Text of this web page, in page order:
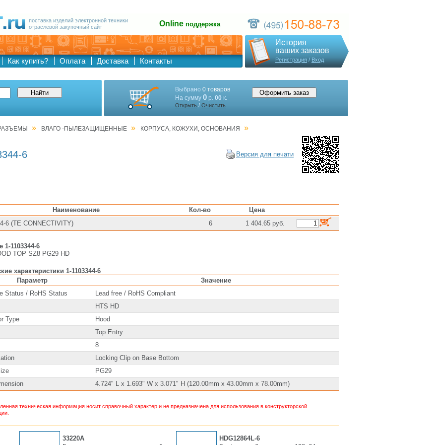
поставка изделий электронной техники
отраслевой закупочный сайт
Online поддержка
Как купить? Оплата Доставка Контакты
История
ваших заказов
Регистрация/Вход
Выбрано 0 товаров
На сумму 0 р. 00 к.
Открыть /Очистить
» ВЛАГО -ПЫЛЕЗАЩИЩЕННЫЕ » КОРПУСА, КОЖУХИ, ОСНОВАНИЯ »
6 Версия для печати
Наименование Кол-во
Цена
6 (TE CONNECTIVITY)
6 1 404.65 руб.
1-1103344-6
TOP SZ8 PG29 HD
характеристики 1-1103344-6
Параметр
Значение
Status / RoHS Status
Lead free / RoHS Compliant
HTS HD
Type
Hood
Top Entry
8
Locking Clip on Base Bottom
PG29
4.724" L x 1.693" W x 3.071" H (120.00mm x 43.00mm x 78.00mm)
техническая информация носит справочный характер и не предназначена для использования в конструкторской
33220A
HDG12864L-6